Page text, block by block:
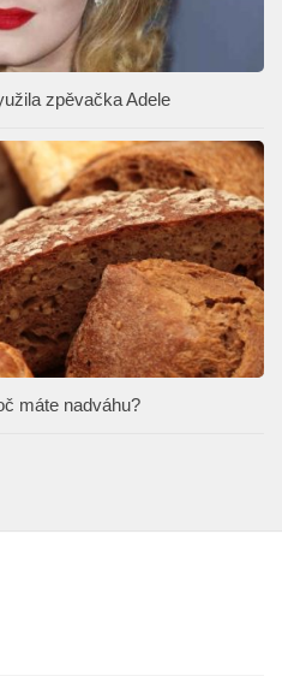
zpěvačka Adele
máte nadváhu?